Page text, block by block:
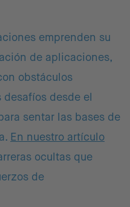
emprenden su
de aplicaciones,
obstáculos
desde el
sentar las bases de
En nuestro artículo
ocultas que
de